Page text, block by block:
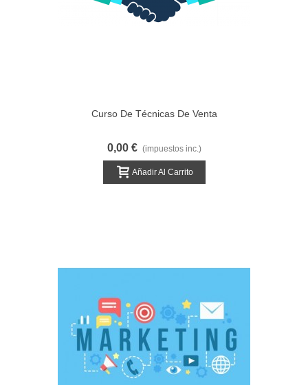
Curso De Técnicas De Venta
0,00 € (impuestos inc.)
Añadir Al Carrito